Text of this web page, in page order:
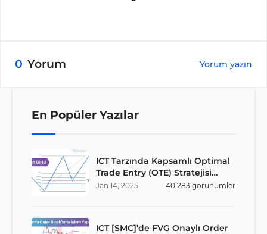
0 Yorum Yorum yazın
En Popüler Yazılar
ICT Tarzında Kapsamlı Optimal
Trade Entry (OTE) Stratejisi
Rehberi
Jan 14, 2025 40.283 görünümler
ICT [SMC]’de FVG Onaylı Order